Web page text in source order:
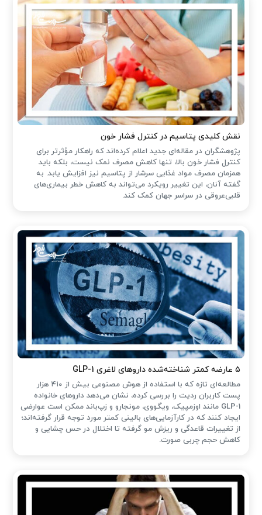
نقش کلیدی پتاسیم در کنترل فشار خون
پژوهشگران در مقاله‌ای جدید اعلام کرده‌اند که راهکار مؤثرتر برای
کنترل فشار خون بالا، تنها کاهش مصرف نمک نیست، بلکه باید
همزمان مصرف مواد غذایی سرشار از پتاسیم نیز افزایش یابد. به
گفته آنان، این تغییر رویکرد می‌تواند به کاهش خطر بیماری‌های
قلبی‌عروقی در سراسر جهان کمک کند.
۵ عارضه کمتر شناخته‌شده داروهای لاغری GLP-1
مطالعه‌ای تازه که با استفاده از هوش مصنوعی بیش از ۴۱۰ هزار
پست کاربران ردیت را بررسی کرده، نشان می‌دهد داروهای خانواده
GLP-1 مانند اوزمپیک، ویگووی، مونجارو و زپ‌باند ممکن است عوارضی
ایجاد کنند که در کارآزمایی‌های بالینی کمتر مورد توجه قرار گرفته‌اند؛
از تغییرات قاعدگی و ریزش مو گرفته تا اختلال در حس چشایی و
کاهش حجم چربی صورت.